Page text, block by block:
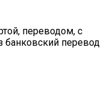
переводом, с
банковский перевод